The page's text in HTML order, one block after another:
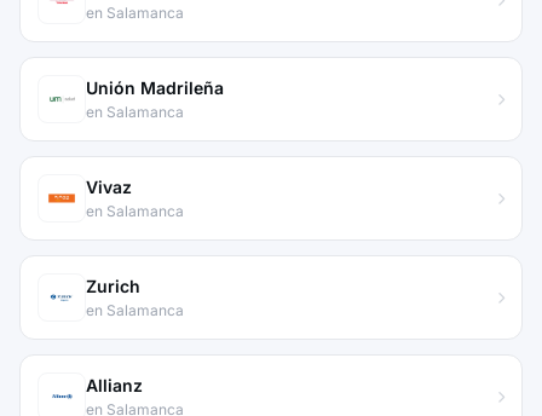
en Salamanca
Unión Madrileña
en Salamanca
Vivaz
en Salamanca
Zurich
en Salamanca
Allianz
en Salamanca